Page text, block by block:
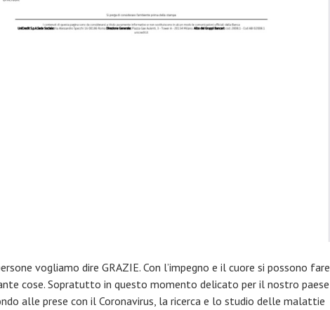
vogliamo dire GRAZIE. Con l’impegno e il cuore si possono fare
cose. Sopratutto in questo momento delicato per il nostro paese
alle prese con il Coronavirus, la ricerca e lo studio delle malattie